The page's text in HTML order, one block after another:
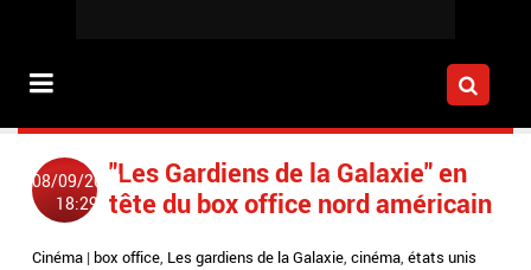
08/09/2014
18:29
"Les Gardiens de la Galaxie" en
tête du box office nord américain
Cinéma |box office, Les gardiens de la Galaxie,cinéma,états unis